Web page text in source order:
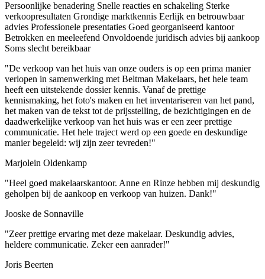
Persoonlijke benadering Snelle reacties en schakeling Sterke
verkoopresultaten Grondige marktkennis Eerlijk en betrouwbaar
advies Professionele presentaties Goed georganiseerd kantoor
Betrokken en meeleefend Onvoldoende juridisch advies bij aankoop
Soms slecht bereikbaar
"De verkoop van het huis van onze ouders is op een prima manier
verlopen in samenwerking met Beltman Makelaars, het hele team
heeft een uitstekende dossier kennis. Vanaf de prettige
kennismaking, het foto's maken en het inventariseren van het pand,
het maken van de tekst tot de prijsstelling, de bezichtigingen en de
daadwerkelijke verkoop van het huis was er een zeer prettige
communicatie. Het hele traject werd op een goede en deskundige
manier begeleid: wij zijn zeer tevreden!"
Marjolein Oldenkamp
"Heel goed makelaarskantoor. Anne en Rinze hebben mij deskundig
geholpen bij de aankoop en verkoop van huizen. Dank!"
Jooske de Sonnaville
"Zeer prettige ervaring met deze makelaar. Deskundig advies,
heldere communicatie. Zeker een aanrader!"
Joris Beerten